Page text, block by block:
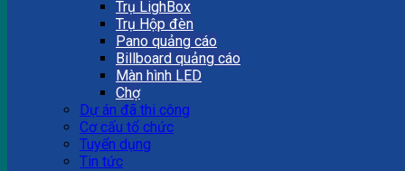
Trụ LighBox
Trụ Hộp đèn
Pano quảng cáo
Billboard quảng cáo
Màn hình LED
Chợ
Dự án đã thi công
Cơ cấu tổ chức
Tuyển dụng
Tin tức